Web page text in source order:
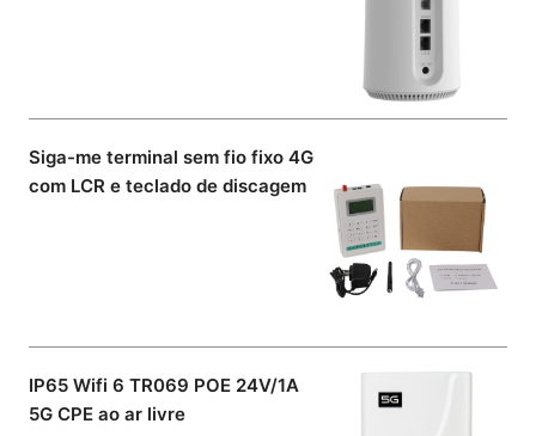
Siga-me terminal sem fio fixo 4G
com LCR e teclado de discagem
IP65 Wifi 6 TR069 POE 24V/1A
5G CPE ao ar livre